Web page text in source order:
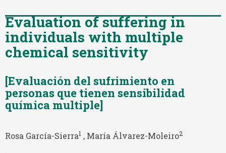
Evaluation of suffering in
individuals with multiple
chemical sensitivity
[Evaluación del sufrimiento en
personas que tienen sensibilidad
química multiple]
Rosa García-Sierra1 , María Álvarez-Moleiro2